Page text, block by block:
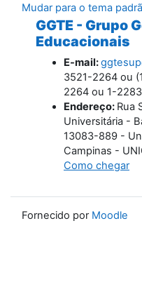
Mudar para o tema
GGTE - Grupo
Educacionais
E-mail:
3521-2264 ou
2264 ou 1-2283
Endereço: Rua
Universitária -
13083-889 -
Campinas -
Como chegar
Fornecido por Moodle